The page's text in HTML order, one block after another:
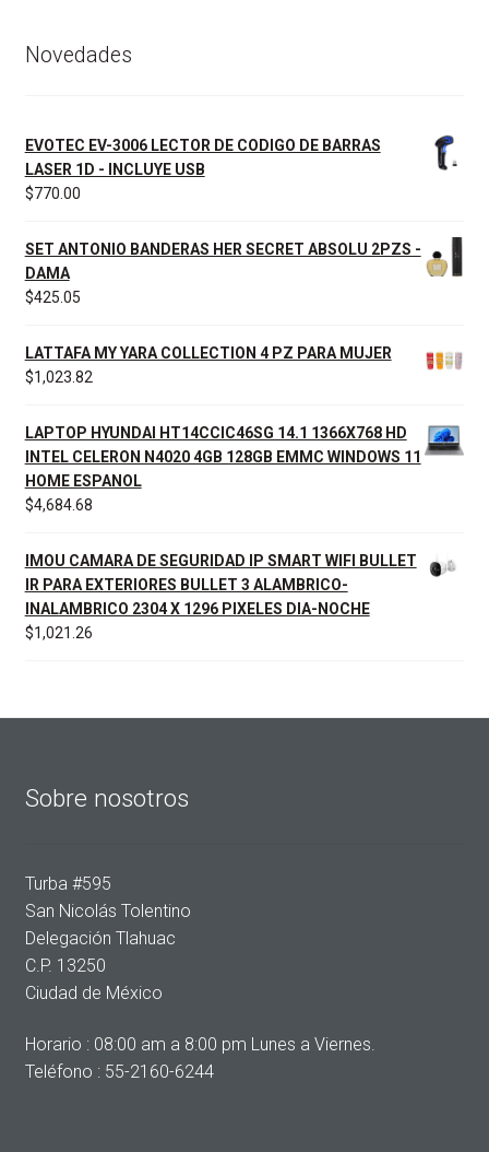
Novedades
EVOTEC EV-3006 LECTOR DE CODIGO DE BARRAS
LASER 1D - INCLUYE USB
$770.00
SET ANTONIO BANDERAS HER SECRET ABSOLU 2PZS -
DAMA
$425.05
LATTAFA MY YARA COLLECTION 4 PZ PARA MUJER
$1,023.82
LAPTOP HYUNDAI HT14CCIC46SG 14.1 1366X768 HD
INTEL CELERON N4020 4GB 128GB EMMC WINDOWS 11
HOME ESPANOL
$4,684.68
IMOU CAMARA DE SEGURIDAD IP SMART WIFI BULLET
IR PARA EXTERIORES BULLET 3 ALAMBRICO-
INALAMBRICO 2304 X 1296 PIXELES DIA-NOCHE
$1,021.26
Sobre nosotros
Turba #595
San Nicolás Tolentino
Delegación Tlahuac
C.P. 13250
Ciudad de México
Horario : 08:00 am a 8:00 pm Lunes a Viernes.
Teléfono : 55-2160-6244